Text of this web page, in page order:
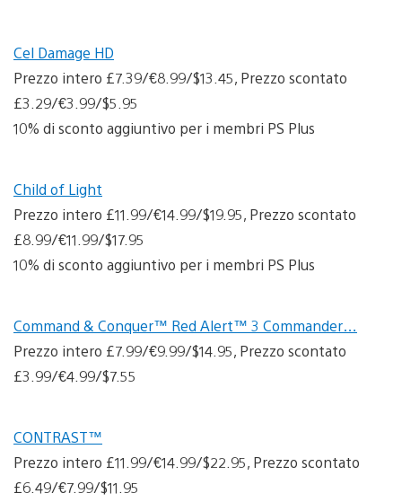
Cel Damage HD
Prezzo intero £7.39/€8.99/$13.45, Prezzo scontato
£3.29/€3.99/$5.95
10% di sconto aggiuntivo per i membri PS Plus
Child of Light
Prezzo intero £11.99/€14.99/$19.95, Prezzo scontato
£8.99/€11.99/$17.95
10% di sconto aggiuntivo per i membri PS Plus
Command & Conquer™ Red Alert™ 3 Commander…
Prezzo intero £7.99/€9.99/$14.95, Prezzo scontato
£3.99/€4.99/$7.55
CONTRAST™
Prezzo intero £11.99/€14.99/$22.95, Prezzo scontato
£6.49/€7.99/$11.95